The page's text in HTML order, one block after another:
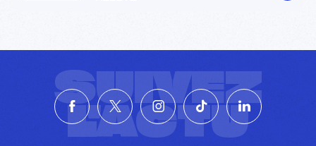
SUIVEZ
L'ACTU